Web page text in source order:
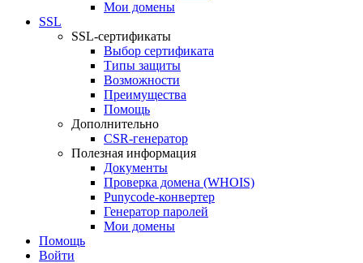
Мои домены
SSL
SSL-сертификаты
Выбор сертификата
Типы защиты
Возможности
Преимущества
Помощь
Дополнительно
CSR-генератор
Полезная информация
Документы
Проверка домена (WHOIS)
Punycode-конвертер
Генератор паролей
Мои домены
Помощь
Войти